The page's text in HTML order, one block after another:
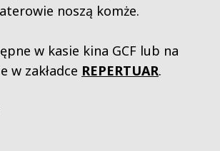
noszą komże.
w kasie kina GCF lub na
w zakładce REPERTUAR.